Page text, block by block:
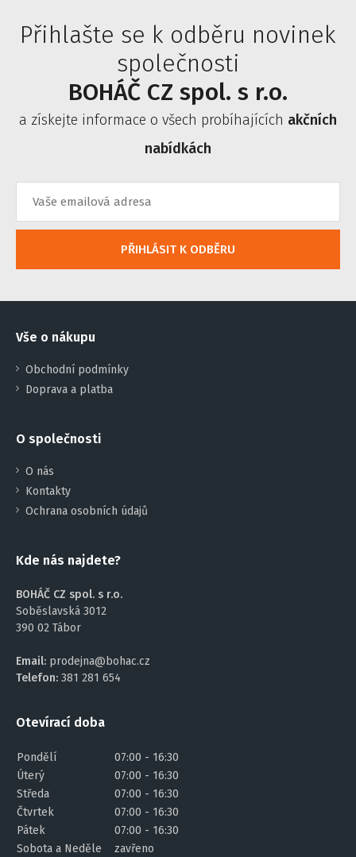
Přihlašte se k odběru novinek
společnosti
BOHÁČ CZ spol. s r.o.
a získejte informace o všech probíhajících akčních
nabídkách
PŘIHLÁSIT K ODBĚRU
Vše o nákupu
Obchodní podmínky
Doprava a platba
O společnosti
O nás
Kontakty
Ochrana osobních údajů
Kde nás najdete?
BOHÁČ CZ spol. s r.o.
Soběslavská 3012
390 02 Tábor
Email: prodejna@bohac.cz
Telefon: 381 281 654
Otevírací doba
Pondělí
07:00 - 16:30
Úterý
07:00 - 16:30
Středa
07:00 - 16:30
Čtvrtek
07:00 - 16:30
Pátek
07:00 - 16:30
Sobota a Neděle
zavřeno